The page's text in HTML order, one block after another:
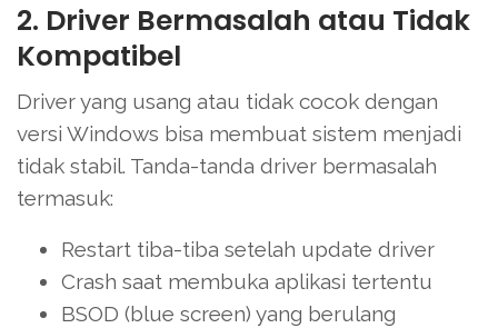
2. Driver Bermasalah atau Tidak
Kompatibel
Driver yang usang atau tidak cocok dengan
versi Windows bisa membuat sistem menjadi
tidak stabil. Tanda-tanda driver bermasalah
termasuk:
Restart tiba-tiba setelah update driver
Crash saat membuka aplikasi tertentu
BSOD (blue screen) yang berulang